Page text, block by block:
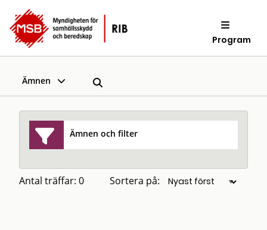
Program
Ämnen
Ämnen och filter
Antal träffar: 0 Sortera på: